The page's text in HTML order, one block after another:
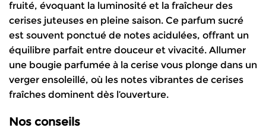
fruité, évoquant la luminosité et la fraîcheur des
cerises juteuses en pleine saison. Ce parfum sucré
est souvent ponctué de notes acidulées, offrant un
équilibre parfait entre douceur et vivacité. Allumer
une bougie parfumée à la cerise vous plonge dans un
verger ensoleillé, où les notes vibrantes de cerises
fraîches dominent dès l’ouverture.
Nos conseils